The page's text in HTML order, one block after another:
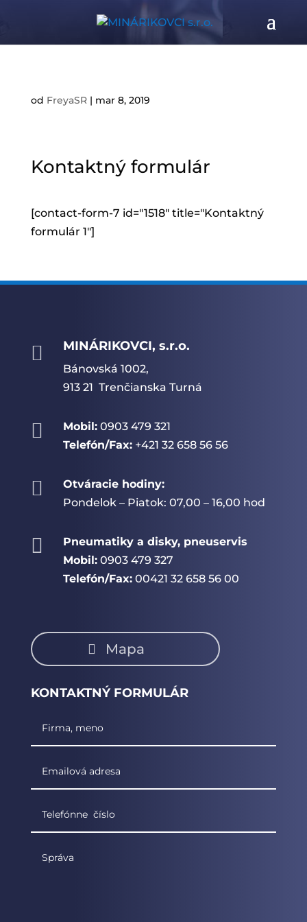
od FreyaSR| mar 8, 2019
Kontaktný formulár
[contact-form-7 id="1518" title="Kontaktný
formulár 1"]
 MINÁRIKOVCI, s.r.o.
Bánovská 1002,
913 21 Trenčianska Turná
 Mobil:0903 479 321
Telefón/Fax:+421 32 658 56 56

Otváracie hodiny:
Pondelok – Piatok: 07,00 – 16,00 hod

Pneumatiky a disky, pneuservis
Mobil:0903 479 327
Telefón/Fax:00421 32 658 56 00
Mapa
KONTAKTNÝ FORMULÁR